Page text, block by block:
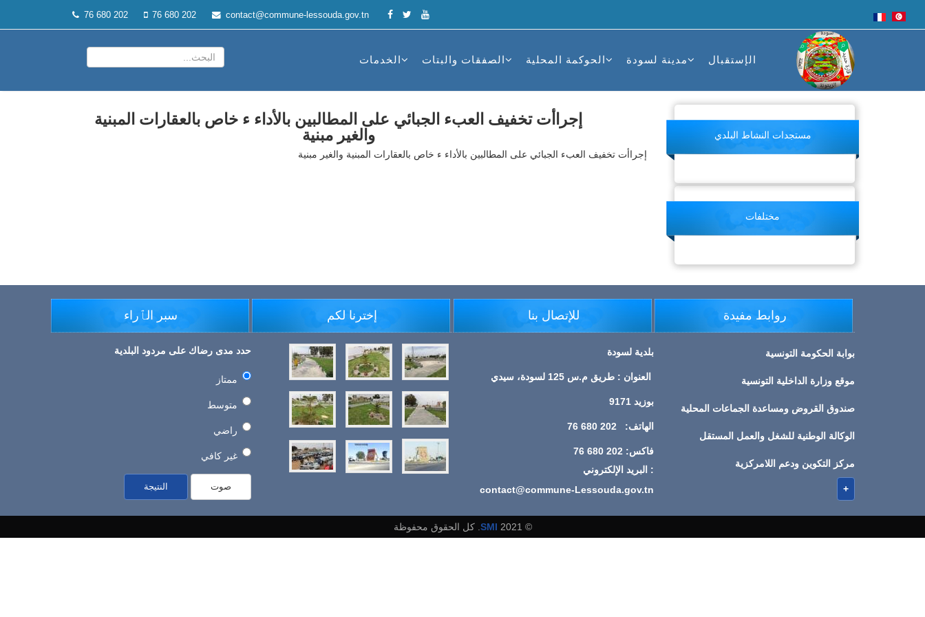
76 680 202 76 680 202 contact@commune-lessouda.gov.tn
الإستقبال مدينة لسودة الحوكمة المحلية الصفقات والبتات الخدمات
مستجدات النشاط البلدي
مختلفات
إجراأت تخفيف العبء الجبائي على المطالبين بالأداء ء خاص بالعقارات المبنية
والغير مبنية
إجراأت تخفيف العبء الجبائي على المطالبين بالأداء ء خاص بالعقارات المبنية والغير مبنية
روابط مفيدة
بوابة الحكومة التونسية
موقع وزارة الداخلية التونسية
صندوق القروض ومساعدة الجماعات المحلية
الوكالة الوطنية للشغل والعمل المستقل
مركز التكوين ودعم اللامركزية
+
للإتصال بنا
بلدية لسودة
العنوان : طريق م.س 125 لسودة، سيدي
بوزيد 9171
الهاتف: 202 680 76
فاكس: 202 680 76
: البريد الإلكتروني
contact@commune-Lessouda.gov.tn
إخترنا لكم سبر الٱراء
حدد مدى رضاك على مردود البلدية
ممتاز
متوسط
راضي
غير كافي
© 2021
SMI . كل الحقوق محفوظة